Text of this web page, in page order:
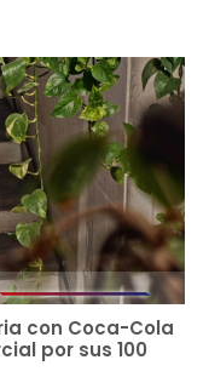
con Coca-Cola
por sus 100